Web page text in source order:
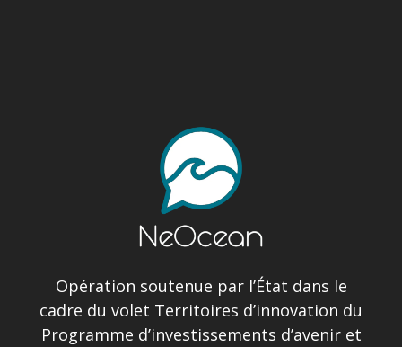
Opération soutenue par l’État dans le
cadre du volet Territoires d’innovation du
Programme d’investissements d’avenir et